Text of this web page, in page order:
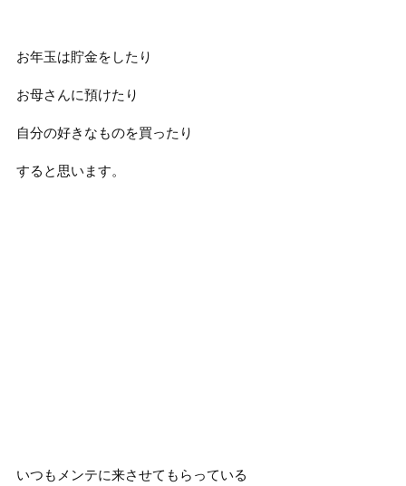
お年玉は貯金をしたり
お母さんに預けたり
自分の好きなものを買ったり
すると思います。
いつもメンテに来させてもらっている